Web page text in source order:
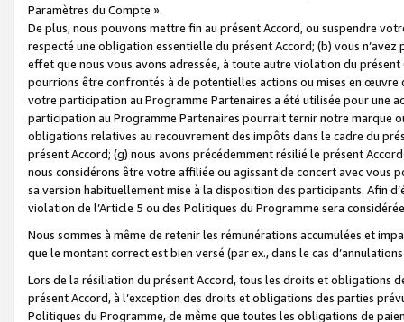
Paramètres du Compte ».
De plus, nous pouvons mettre fin au présent Accord, ou suspendre
respecté une obligation essentielle du présent Accord; (b) vous
effet que nous vous avons adressée, à toute autre violation du
pourrions être confrontés à de potentielles actions ou mises en
votre participation au Programme Partenaires a été utilisée pour une
participation au Programme Partenaires pourrait ternir notre marque
obligations relatives au recouvrement des impôts dans le cadre du
présent Accord; (g) nous avons précédemment résilié le présent
nous considérons être votre affiliée ou agissant de concert avec vous
sa version habituellement mise à la disposition des participants. Afin
violation de l’Article 5 ou des Politiques du Programme sera
Nous sommes à même de retenir les rémunérations accumulées et
que le montant correct est bien versé (par ex., dans le cas
Lors de la résiliation du présent Accord, tous les droits et obligations
présent Accord, à l’exception des droits et obligations des parties
Politiques du Programme, de même que toutes les obligations de